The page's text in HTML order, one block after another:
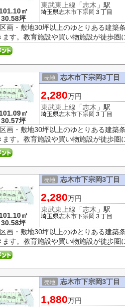
101.10㎡
30.58坪
東武東上線 「志木 」駅
埼玉県志木市下宗岡 ３丁目
画・敷地30坪以上のゆとりある建築
ます。教育施設や買い物施設が徒歩圏
101.09㎡
30.57坪
売地 志木市下宗岡3丁
2,280万円
東武東上線 「志木 」駅
埼玉県志木市下宗岡 ３丁目
画・敷地30坪以上のゆとりある建築
ます。教育施設や買い物施設が徒歩圏
101.10㎡
30.58坪
売地 志木市下宗岡3丁
2,280万円
東武東上線 「志木 」駅
埼玉県志木市下宗岡 ３丁目
画・敷地30坪以上のゆとりある建築
ます。教育施設や買い物施設が徒歩圏
売地 志木市下宗岡3丁
1,880万円